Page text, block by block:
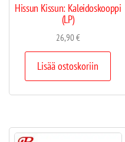
Hissun Kissun: Kaleidoskooppi
(LP)
26,90€
Lisää ostoskoriin